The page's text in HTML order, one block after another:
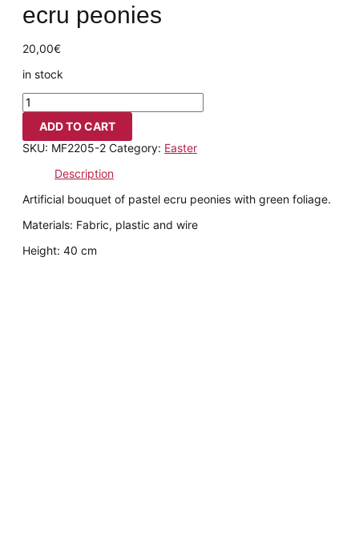
ecru peonies
20,00€
in stock
ADD TO CART
SKU: MF2205-2 Category: Easter
Description
Artificial bouquet of pastel ecru peonies with green foliage.
Materials: Fabric, plastic and wire
Height: 40 cm